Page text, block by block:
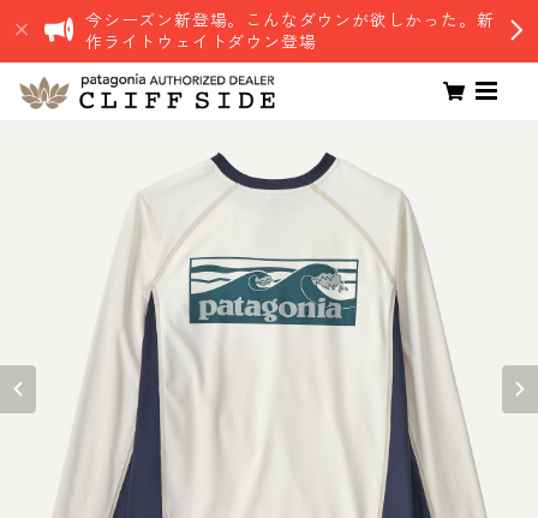
今シーズン新登場。こんなダウンが欲しかった。新
作ライトウェイトダウン登場